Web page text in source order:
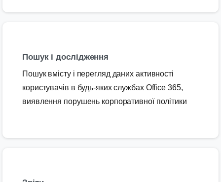
Пошук і дослідження
Пошук вмісту і перегляд даних активності
користувачів в будь-яких службах Office 365,
виявлення порушень корпоративної політики